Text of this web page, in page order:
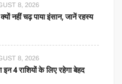
8, 2026
नहीं चढ़ पाया इंसान, जानें रहस्य
8, 2026
4 राशियों के लिए रहेगा बेहद